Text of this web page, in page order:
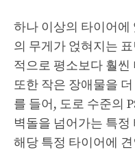
하나 이상의 타이어에
의 무게가 얹혀지는
적으로 평소보다 훨
또한 작은 장애물을
를 들어, 도로 수준의
벽돌을 넘어가는 특
해당 특정 타이어에